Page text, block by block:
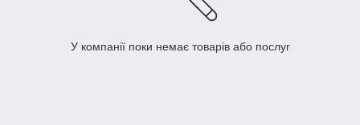
У компанії поки немає товарів або послуг